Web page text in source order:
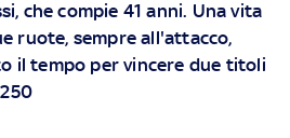
che compie 41 anni. Una vita
ruote, sempre all'attacco,
il tempo per vincere due titoli